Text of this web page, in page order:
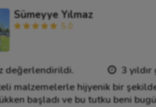
Sümeyye Yılmaz
5.0
değerlendirildi.
3
malzemelerle hijyenik bir
başladı ve bu tutku beni